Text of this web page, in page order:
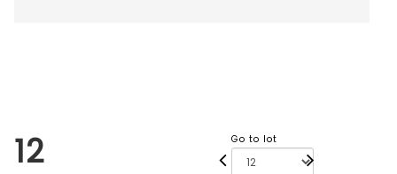
12 Go to lot